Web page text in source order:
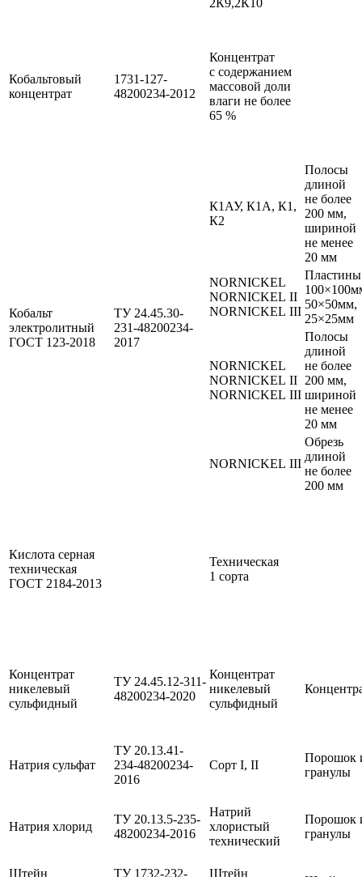
Кобальтовый
концентрат
1731-127-
48200234-2012
Концентрат
с содержанием
массовой доли
влаги не более
65 %
Кобальт
электролитный
ГОСТ 123-2018
ТУ 24.45.30-
231-48200234-
2017
К1АУ, К1А, К1,
К2
Полосы
длиной
не более
200 мм,
шириной
не менее
20 мм
NORNICKEL
NORNICKEL II
NORNICKEL III
Пластины
50×50мм,
25×25мм
NORNICKEL
NORNICKEL II
NORNICKEL III
Полосы
длиной
не более
200 мм,
шириной
не менее
20 мм
NORNICKEL III
Обрезь
длиной
не более
200 мм
Кислота серная
техническая
ГОСТ 2184-2013
Техническая
1 сорта
Концентрат
никелевый
сульфидный
ТУ 24.45.12-311-
48200234-2020
Концентрат
никелевый
сульфидный
Натрия сульфат
ТУ 20.13.41-
234-48200234-
2016
Сорт I, II
Порошок
гранулы
Натрия хлорид
ТУ 20.13.5-235-
48200234-2016
Натрий
хлористый
технический
Порошок
гранулы
Штейн ТУ 1732-232- Штейн